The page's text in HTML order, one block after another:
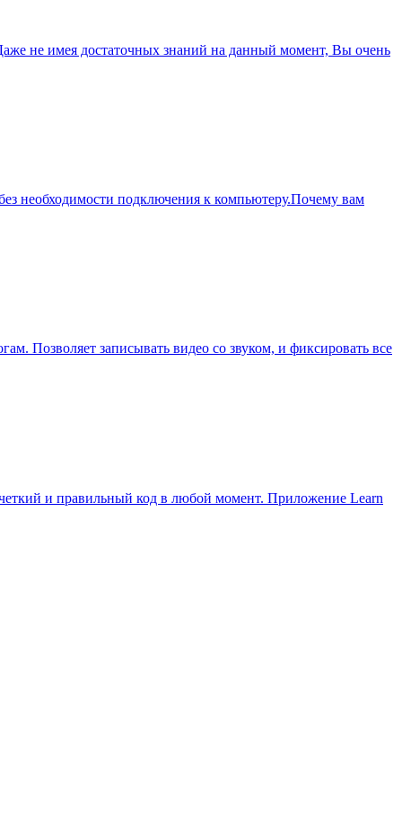
не имея достаточных знаний на данный момент, Вы очень
необходимости подключения к компьютеру.Почему вам
Позволяет записывать видео со звуком, и фиксировать все
и правильный код в любой момент. Приложение Learn